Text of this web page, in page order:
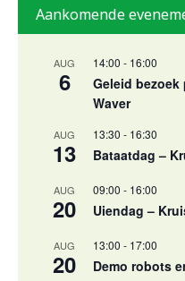
Aankomende
AUG
6
14:00 - 16:00
Geleid
Waver
AUG
13
13:30 - 16:30
Bataatdag –
AUG
20
09:00 - 16:00
Uiendag –
AUG
20
13:00 - 17:00
Demo robots